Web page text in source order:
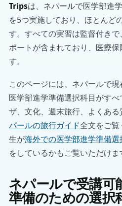
Tripsは、ネパールで医学部進
を5つ実施しており、ほとんど
す。すべての実習は監督付き
ポートが含まれており、医療
す。
このページには、ネパールで
医学部進学準備選択科目がす
ザ、文化、週末旅行、よくある
パールの旅行ガイド全文をご
生が海外での医学部進学準備選
をしているかもご覧いただけま
ネパールで受講可
準備のための選択